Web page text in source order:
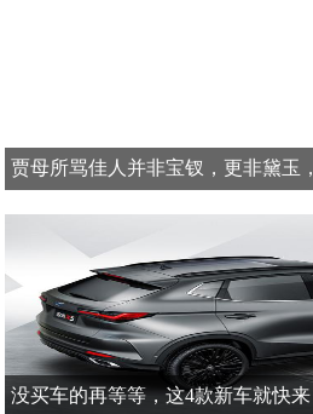
贾母所骂佳人并非宝钗，更非黛玉，
没买车的再等等，这4款新车就快来